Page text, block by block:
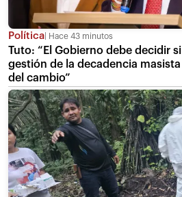
Política Hace 43 minutos
Tuto: “El Gobierno debe decidir
gestión de la decadencia
del cambio”